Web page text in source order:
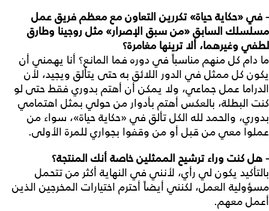
- في «حكاية حياة» تكررين التعاون مع معظم فريق عمل
مسلسلك السابق «من سبق الإصرار» مثل روجينا وطارق
لطفي وغيرهما، ألا ترينها مغامرة؟
ما دام كل منهم مناسباً في دوره فما المانع؟ أنا يهمني أن
يكون كل ممثل في الدور اللائق به حتى يتألق ويجيد، لأن
الدراما عمل جماعي، ولا يمكن أن أهتم بدوري فقط حتى لو
كنت البطلة، بالعكس أهتم بأدوار من حولي بمثل اهتمامي
بدوري، والحمد لله الكل تألق في «حكاية حياة»، سواء من
عملوا معي من قبل أو من وقفوا بجواري للمرة الأولى.
- هل كنت وراء ترشيح الممثلين خاصة أنك المنتجة؟
بالتأكيد يكون لي رأي، لأنني في النهاية أكثر من تتحمل
مسؤولية العمل، لكنني أيضاً أحترم اختيارات المخرجين الذين
أعمل معهم.